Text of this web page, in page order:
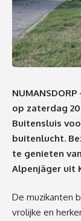
op zaterdag
Buitensluis
buitenlucht.
te genieten
Alpenjäger uit
De muzikanten
vrolijke en